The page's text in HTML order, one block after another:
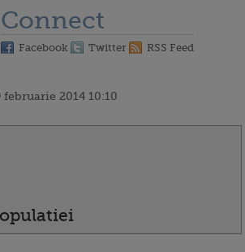
Connect
Facebook Twitter RSS Feed
februarie 2014 10:10